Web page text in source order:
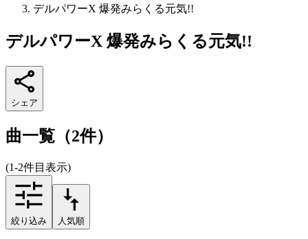
デルパワーX 爆発みらくる元気!!
デルパワーX 爆発みらくる元気!!
シェア
曲一覧（2件）
(1-2件目表示)
絞り込み 人気順